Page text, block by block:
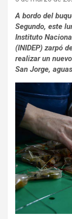
A bordo del
Segundo, este
Instituto
(INIDEP) zarpó
realizar un
San Jorge,